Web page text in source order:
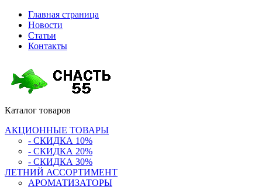
Главная страница
Новости
Статьи
Контакты
Каталог товаров
АКЦИОННЫЕ ТОВАРЫ
- СКИДКА 10%
- СКИДКА 20%
- СКИДКА 30%
ЛЕТНИЙ АССОРТИМЕНТ
АРОМАТИЗАТОРЫ